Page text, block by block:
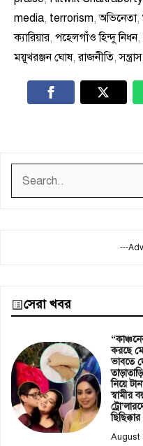
media, terrorism,অভিনেতা,
ক্যারিয়ার, পহেলগাঁও হিন্দু নিধন,
ময়ূখরঞ্জন ঘোষ,রাজনীতি,সন্ত্রাস
---
সেরা খবর
করছে
ভাবতে
নিয়ে
স্বামীর
August